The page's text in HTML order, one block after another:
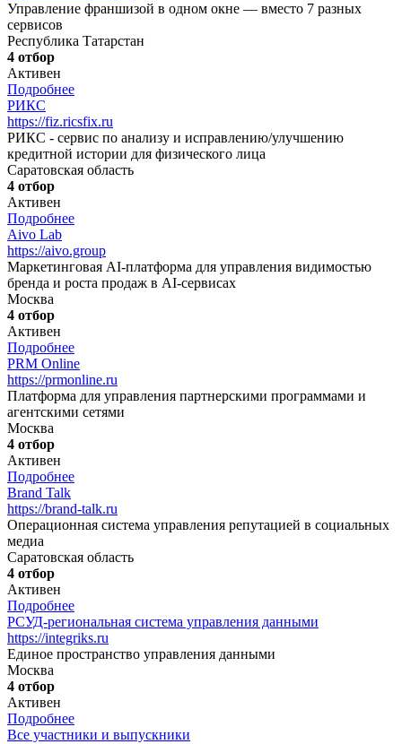
Управление франшизой в одном окне — вместо 7 разных
сервисов
Республика Татарстан
4 отбор
Активен
Подробнее
РИКС
https://fiz.ricsfix.ru
РИКС - сервис по анализу и исправлению/улучшению
кредитной истории для физического лица
Саратовская область
4 отбор
Активен
Подробнее
Aivo Lab
https://aivo.group
Маркетинговая AI-платформа для управления видимостью
бренда и роста продаж в AI-сервисах
Москва
4 отбор
Активен
Подробнее
PRM Online
https://prmonline.ru
Платформа для управления партнерскими программами и
агентскими сетями
Москва
4 отбор
Активен
Подробнее
Brand Talk
https://brand-talk.ru
Операционная система управления репутацией в социальных
медиа
Саратовская область
4 отбор
Активен
Подробнее
РСУД-региональная система управления данными
https://integriks.ru
Единое пространство управления данными
Москва
4 отбор
Активен
Подробнее
Все участники и выпускники